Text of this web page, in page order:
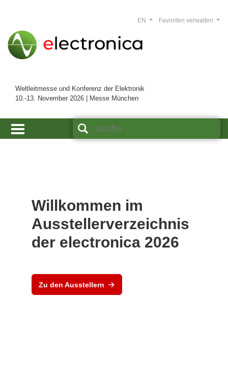
Weltleitmesse und Konferenz der Elektronik
10.-13. November 2026 | Messe München
Favoriten verwalten
EN
Willkommen im
Ausstellerverzeichnis
der electronica 2026
Zu den Ausstellern